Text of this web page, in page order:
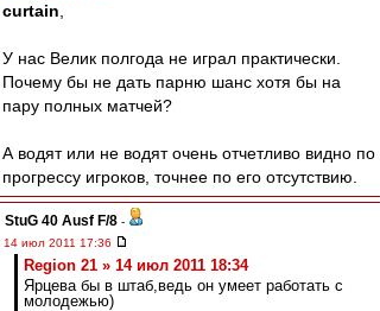
curtain
У нас Велик полгода не играл практически.
Почему бы не дать парню шанс хотя бы на
пару полных матчей?
А водят или не водят очень отчетливо видно по
прогрессу игроков, точнее по его отсутствию.
StuG 40 Ausf F/8 -
14 июл 2011 17:36
Region 21 » 14 июл 2011 18:34
Ярцева бы в штаб,ведь он умеет работать с
молодежью)